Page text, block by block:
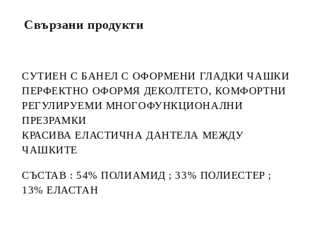
Свързани продукти
СУТИЕН С БАНЕЛ С ОФОРМЕНИ ГЛАДКИ ЧАШКИ
ПЕРФЕКТНО ОФОРМЯ ДЕКОЛТЕТО, КОМФОРТНИ
РЕГУЛИРУЕМИ МНОГОФУНКЦИОНАЛНИ
ПРЕЗРАМКИ
КРАСИВА ЕЛАСТИЧНА ДАНТЕЛА МЕЖДУ
ЧАШКИТЕ
СЪСТАВ : 54% ПОЛИАМИД ; 33% ПОЛИЕСТЕР ;
13% ЕЛАСТАН